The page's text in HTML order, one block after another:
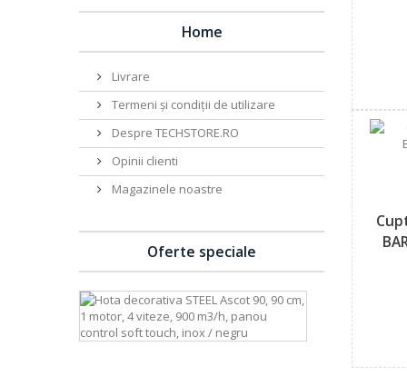
Home
Livrare
Termeni și condiții de utilizare
Despre TECHSTORE.RO
Opinii clienti
Magazinele noastre
Oferte speciale
Hota
decorativa
STEEL
Ascot